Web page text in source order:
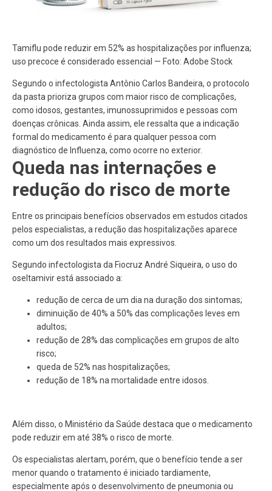
Tamiflu pode reduzir em 52% as hospitalizações por influenza;
uso precoce é considerado essencial — Foto: Adobe Stock
Segundo o infectologista Antônio Carlos Bandeira, o protocolo
da pasta prioriza grupos com maior risco de complicações,
como idosos, gestantes, imunossuprimidos e pessoas com
doenças crônicas. Ainda assim, ele ressalta que a indicação
formal do medicamento é para qualquer pessoa com
diagnóstico de Influenza, como ocorre no exterior.
Queda nas internações e
redução do risco de morte
Entre os principais benefícios observados em estudos citados
pelos especialistas, a redução das hospitalizações aparece
como um dos resultados mais expressivos.
Segundo infectologista da Fiocruz André Siqueira, o uso do
oseltamivir está associado a:
redução de cerca de um dia na duração dos sintomas;
diminuição de 40% a 50% das complicações leves em
adultos;
redução de 28% das complicações em grupos de alto
risco;
queda de 52% nas hospitalizações;
redução de 18% na mortalidade entre idosos.
Além disso, o Ministério da Saúde destaca que o medicamento
pode reduzir em até 38% o risco de morte.
Os especialistas alertam, porém, que o benefício tende a ser
menor quando o tratamento é iniciado tardiamente,
especialmente após o desenvolvimento de pneumonia ou